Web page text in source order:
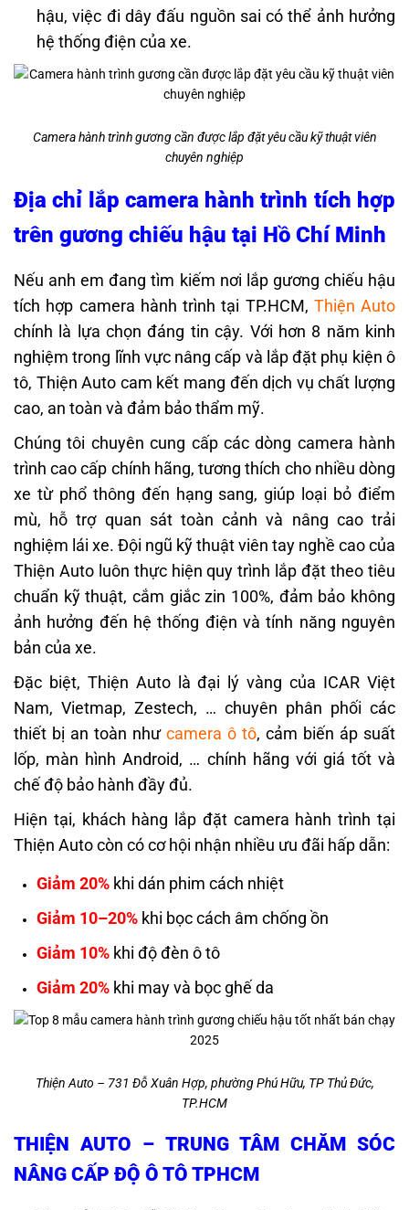
hậu, việc đi dây đấu nguồn sai có thể ảnh hưởng
hệ thống điện của xe.
Camera hành trình gương cần được lắp đặt yêu cầu kỹ thuật viên
chuyên nghiệp
Địa chỉ lắp camera hành trình tích hợp
trên gương chiếu hậu tại Hồ Chí Minh
Nếu anh em đang tìm kiếm nơi lắp gương chiếu hậu
tích hợp camera hành trình tại TP.HCM, Thiện Auto
chính là lựa chọn đáng tin cậy. Với hơn 8 năm kinh
nghiệm trong lĩnh vực nâng cấp và lắp đặt phụ kiện ô
tô, Thiện Auto cam kết mang đến dịch vụ chất lượng
cao, an toàn và đảm bảo thẩm mỹ.
Chúng tôi chuyên cung cấp các dòng camera hành
trình cao cấp chính hãng, tương thích cho nhiều dòng
xe từ phổ thông đến hạng sang, giúp loại bỏ điểm
mù, hỗ trợ quan sát toàn cảnh và nâng cao trải
nghiệm lái xe. Đội ngũ kỹ thuật viên tay nghề cao của
Thiện Auto luôn thực hiện quy trình lắp đặt theo tiêu
chuẩn kỹ thuật, cắm giắc zin 100%, đảm bảo không
ảnh hưởng đến hệ thống điện và tính năng nguyên
bản của xe.
Đặc biệt, Thiện Auto là đại lý vàng của ICAR Việt
Nam, Vietmap, Zestech, … chuyên phân phối các
thiết bị an toàn như camera ô tô, cảm biến áp suất
lốp, màn hình Android, … chính hãng với giá tốt và
chế độ bảo hành đầy đủ.
Hiện tại, khách hàng lắp đặt camera hành trình tại
Thiện Auto còn có cơ hội nhận nhiều ưu đãi hấp dẫn:
Giảm 20% khi dán phim cách nhiệt
Giảm 10–20% khi bọc cách âm chống ồn
Giảm 10% khi độ đèn ô tô
Giảm 20% khi may và bọc ghế da
Thiện Auto – 731 Đỗ Xuân Hợp, phường Phú Hữu, TP Thủ Đức,
TP.HCM
THIỆN AUTO – TRUNG TÂM CHĂM SÓC
NÂNG CẤP ĐỘ Ô TÔ TPHCM